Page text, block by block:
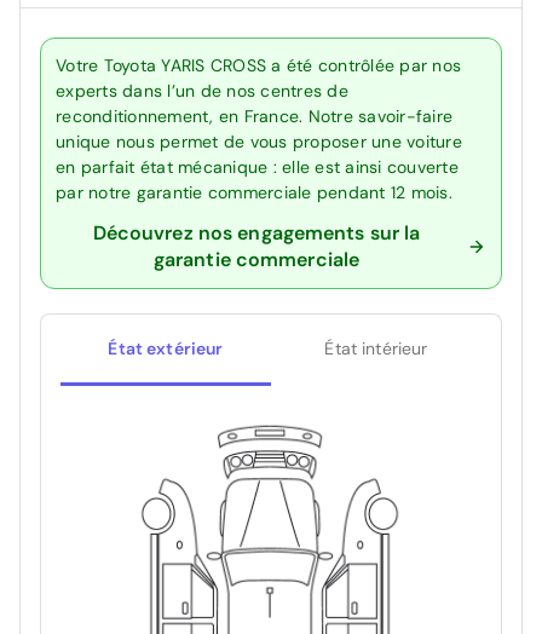
Votre Toyota YARIS CROSS a été contrôlée par nos
experts dans l’un de nos centres de
reconditionnement, en France. Notre savoir-faire
unique nous permet de vous proposer une voiture
en parfait état mécanique : elle est ainsi couverte
par notre garantie commerciale pendant 12 mois.
Découvrez nos engagements sur la
garantie commerciale
État extérieur État intérieur